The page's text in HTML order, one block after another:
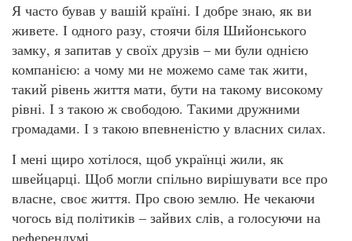
Я часто бував у вашій країні. І добре знаю, як ви
живете. І одного разу, стоячи біля Шийонського
замку, я запитав у своїх друзів – ми були однією
компанією: а чому ми не можемо саме так жити,
такий рівень життя мати, бути на такому високому
рівні. І з такою ж свободою. Такими дружними
громадами. І з такою впевненістю у власних силах.
І мені щиро хотілося, щоб українці жили, як
швейцарці. Щоб могли спільно вирішувати все про
власне, своє життя. Про свою землю. Не чекаючи
чогось від політиків – зайвих слів, а голосуючи на